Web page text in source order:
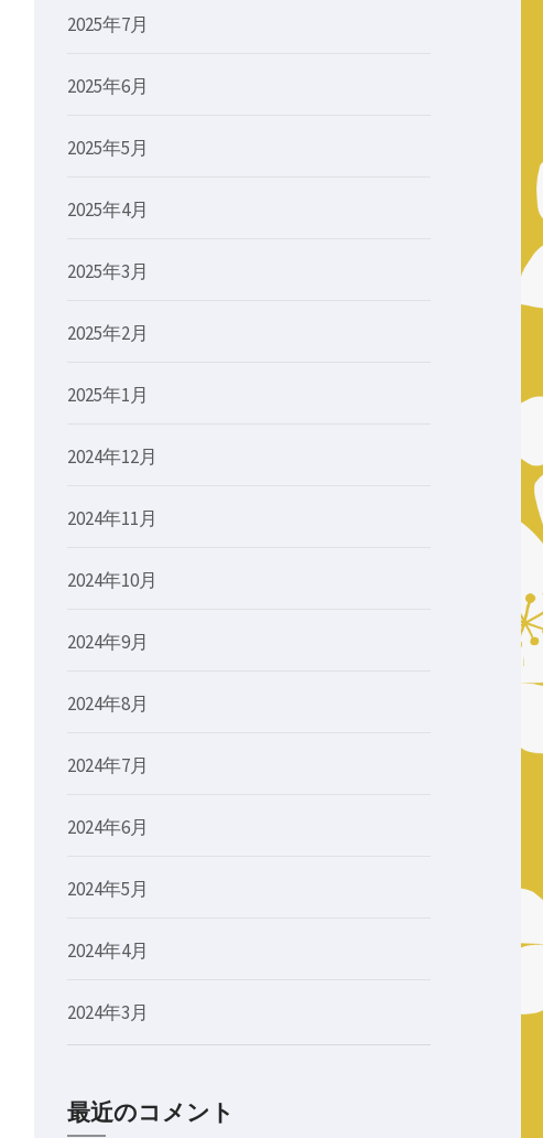
2025年7月
2025年6月
2025年5月
2025年4月
2025年3月
2025年2月
2025年1月
2024年12月
2024年11月
2024年10月
2024年9月
2024年8月
2024年7月
2024年6月
2024年5月
2024年4月
2024年3月
最近のコメント